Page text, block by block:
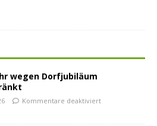
wegen Dorfjubiläum
Kommentare deaktiviert